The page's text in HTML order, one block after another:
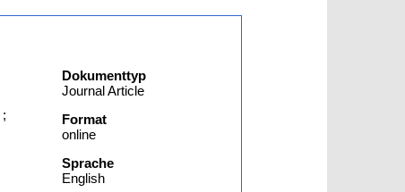
;
Dokumenttyp
Journal Article
Format
online
Sprache
English